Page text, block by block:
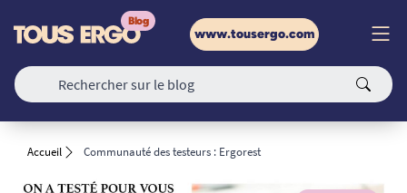
www.tousergo.com
Accueil Communauté des testeurs : Ergorest